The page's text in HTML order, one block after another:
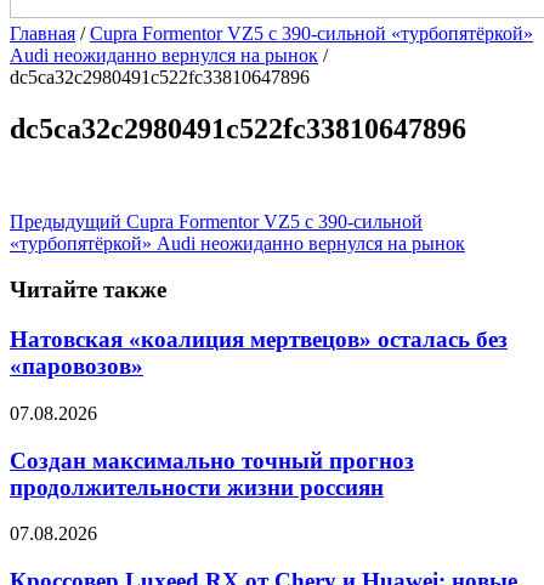
Главная /Cupra Formentor VZ5 с 390-сильной «турбопятёркой»
Audi неожиданно вернулся на рынок /
dc5ca32c2980491c522fc33810647896
dc5ca32c2980491c522fc33810647896
Предыдущий Cupra Formentor VZ5 с 390-сильной
«турбопятёркой» Audi неожиданно вернулся на рынок
Читайте также
Натовская «коалиция мертвецов» осталась без
«паровозов»
07.08.2026
Создан максимально точный прогноз
продолжительности жизни россиян
07.08.2026